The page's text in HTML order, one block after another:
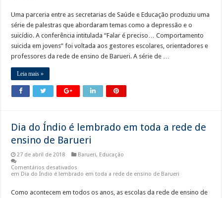
Uma parceria entre as secretarias de Saúde e Educação produziu uma
série de palestras que abordaram temas como a depressão e o
suicídio. A conferência intitulada “Falar é preciso… Comportamento
suicida em jovens” foi voltada aos gestores escolares, orientadores e
professores da rede de ensino de Barueri. A série de …
Leia mais »
Dia do Índio é lembrado em toda a rede de
ensino de Barueri
27 de abril de 2018 Barueri, Educação
Comentários desativados
em Dia do Índio é lembrado em toda a rede de ensino de Barueri
Como acontecem em todos os anos, as escolas da rede de ensino de